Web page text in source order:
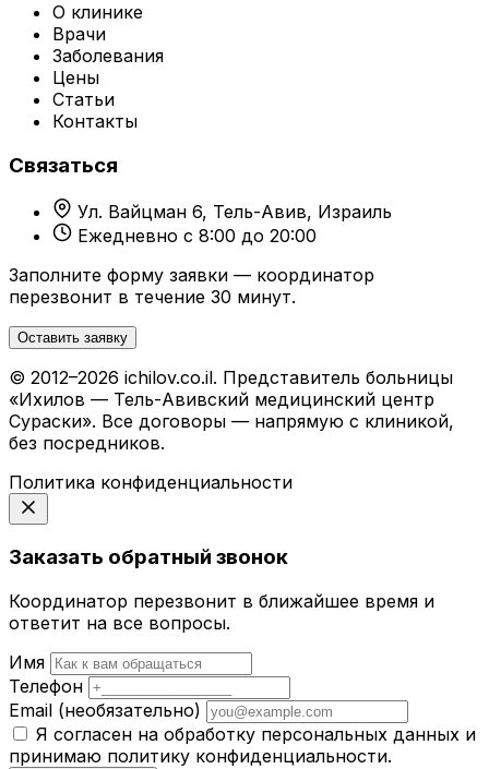
О клинике
Врачи
Заболевания
Цены
Статьи
Контакты
Связаться
Ул. Вайцман 6, Тель-Авив, Израиль
Ежедневно с 8:00 до 20:00
Заполните форму заявки — координатор
перезвонит в течение 30 минут.
Оставить заявку
© 2012–2026 ichilov.co.il. Представитель больницы
«Ихилов — Тель-Авивский медицинский центр
Сураски». Все договоры — напрямую с клиникой,
без посредников.
Политика конфиденциальности
Заказать обратный звонок
Координатор перезвонит в ближайшее время и
ответит на все вопросы.
Имя
Телефон
Email (необязательно)
Я согласен на обработку персональных данных и
принимаю политику конфиденциальности.